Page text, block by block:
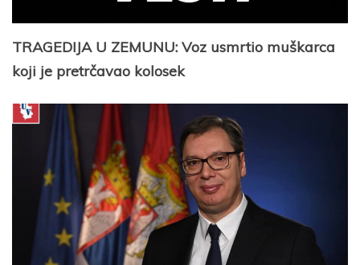
TRAGEDIJA U ZEMUNU: Voz usmrtio muškarca
koji je pretrčavao kolosek